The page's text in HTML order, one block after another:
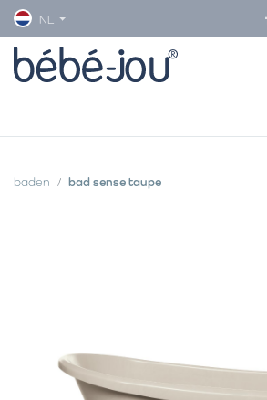
NL
baden bad sense taupe